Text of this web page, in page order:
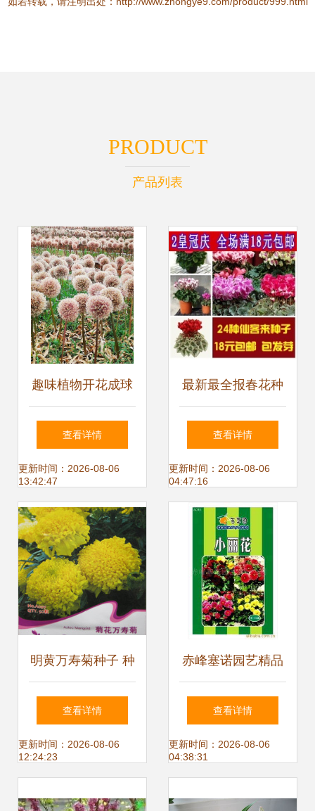
PRODUCT
产品列表
趣味植物开花成球
团团圆圆，这10种
花卉种子给你带来
新年福气
查看详情
更新时间：2026-08-06
13:42:47
最新最全报春花种
子产品参考信息
查看详情
更新时间：2026-08-06
04:47:16
明黄万寿菊种子 种
植指南与产品选购
全攻略
查看详情
更新时间：2026-08-06
12:24:23
赤峰塞诺园艺精品
花卉种子与种苗产
品全览
查看详情
更新时间：2026-08-06
04:38:31